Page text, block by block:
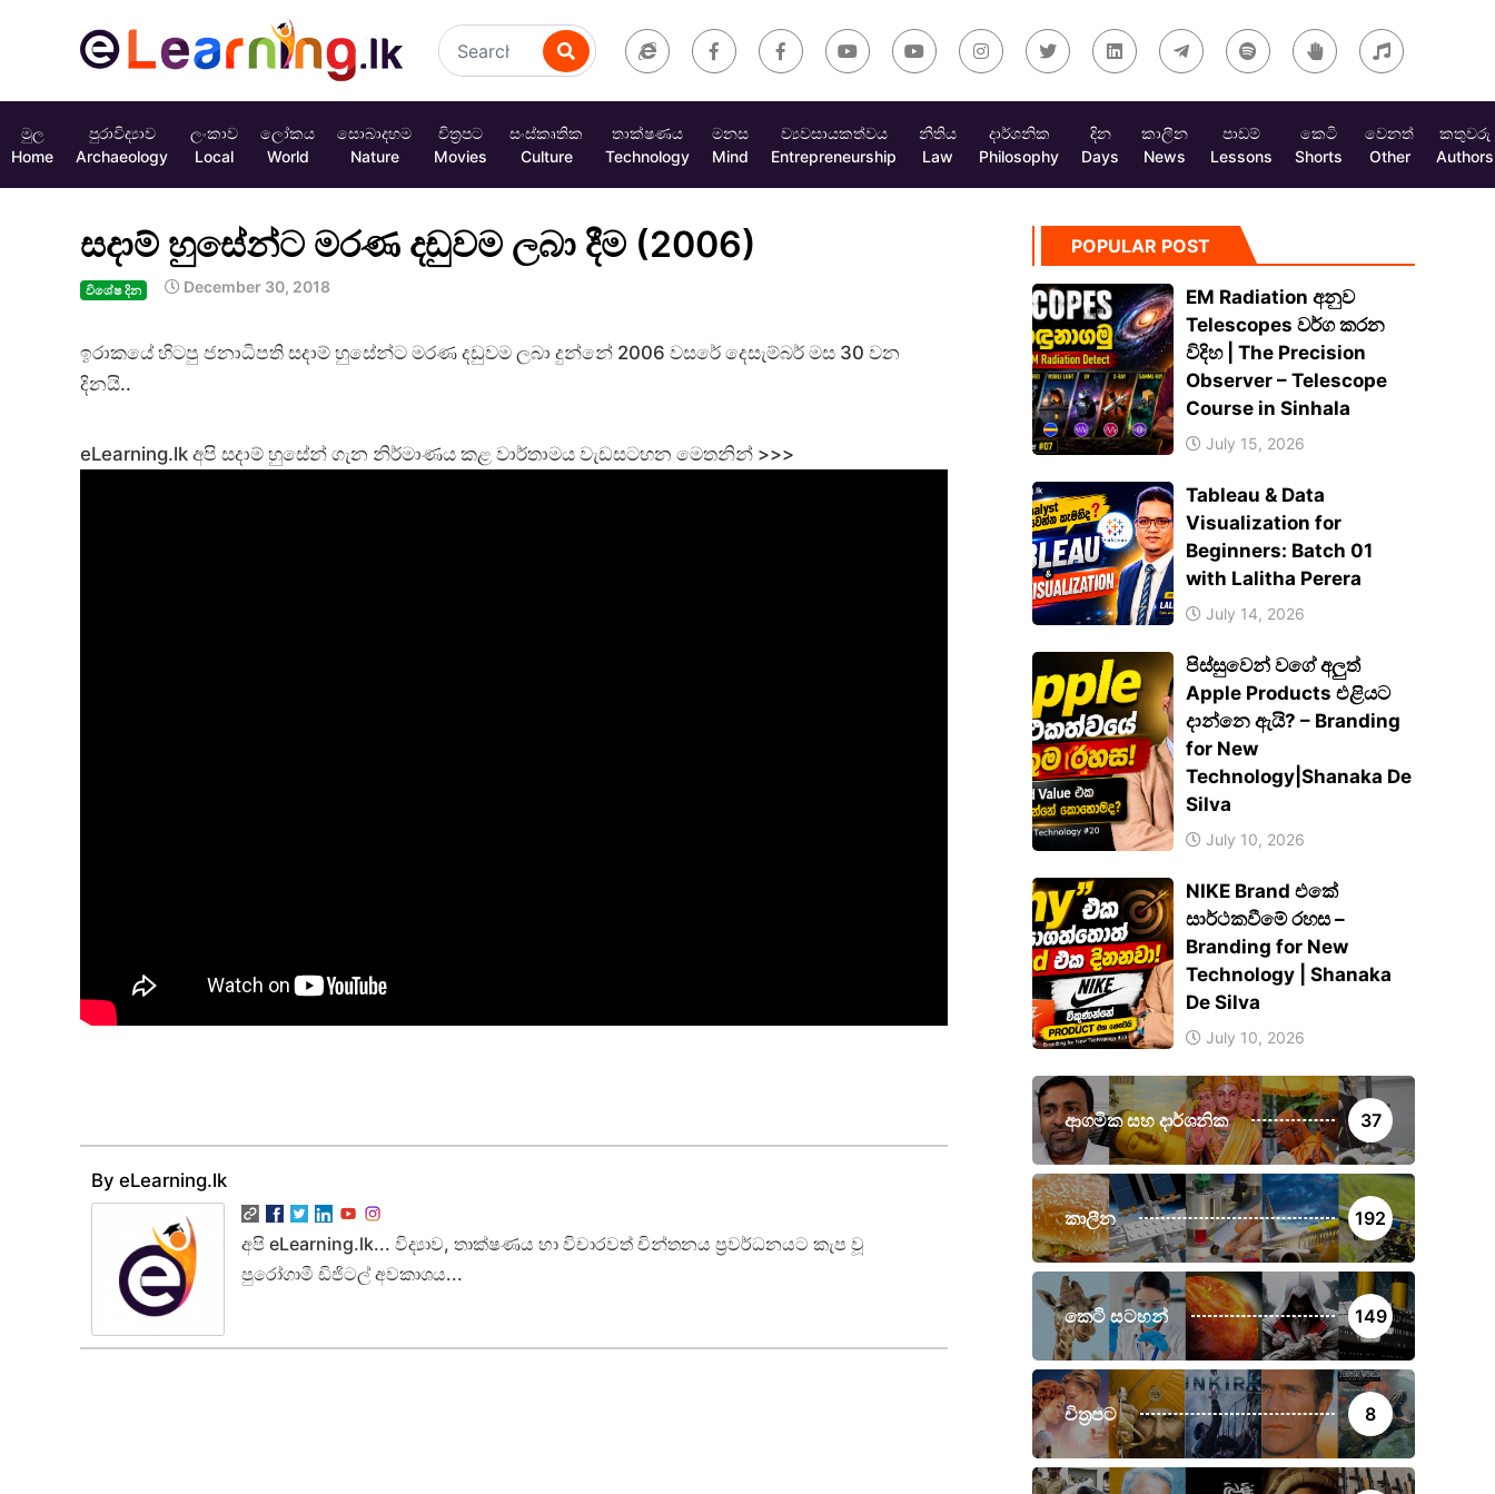
මුල
Home
පුරාවිද්‍යාව
Archaeology
ලංකාව
Local
ලෝකය
World
සොබාදහම
Nature
චිත්‍රපට
Movies
සංස්කෘතික
Culture
තාක්ෂණය
Technology
මනස
Mind
ව්‍යවසායකත්වය
Entrepreneurship
නීතිය
Law
දාර්ශනික
Philosophy
දින
Days
කාලීන
News
පාඩම්
Lessons
කෙටි
Shorts
වෙනත්
Other
කතුවරු
Authors
සදාම් හුසේන්ට මරණ දඩුවම ලබා දීම (2006)
විශේෂ දින December 30, 2018
ඉරාකයේ හිටපු ජනාධිපති සදාම් හුසේන්ට මරණ දඩුවම ලබා දුන්නේ 2006 වසරේ දෙසැම්බර් මස 30 වන
දිනයි..
eLearning.lk අපි සදාම් හුසේන් ගැන නිර්මාණය කළ වාර්තාමය වැඩසටහන මෙතනින් >>>
By eLearning.lk
අපි eLearning.lk... විද්‍යාව, තාක්ෂණය හා විචාරවත් චින්තනය ප්‍රවර්ධනයට කැප වූ
පුරෝගාමී ඩිජිටල් අවකාශය...
POPULAR POST
EM Radiation අනුව
Telescopes වර්ග කරන
විදිහ | The Precision
Observer – Telescope
Course in Sinhala
July 15, 2026
Tableau & Data
Visualization for
Beginners: Batch 01
with Lalitha Perera
July 14, 2026
පිස්සුවෙන් වගේ අලුත්
Apple Products එළියට
දාන්නෙ ඇයි? – Branding
for New
Technology|Shanaka De
Silva
July 10, 2026
NIKE Brand එකේ
සාර්ථකවීමේ රහස –
Branding for New
Technology | Shanaka
De Silva
July 10, 2026
ආගමික සහ දාර්ශනික 37
කාලීන 192
කෙටි සටහන් 149
චිත්‍රපට 8